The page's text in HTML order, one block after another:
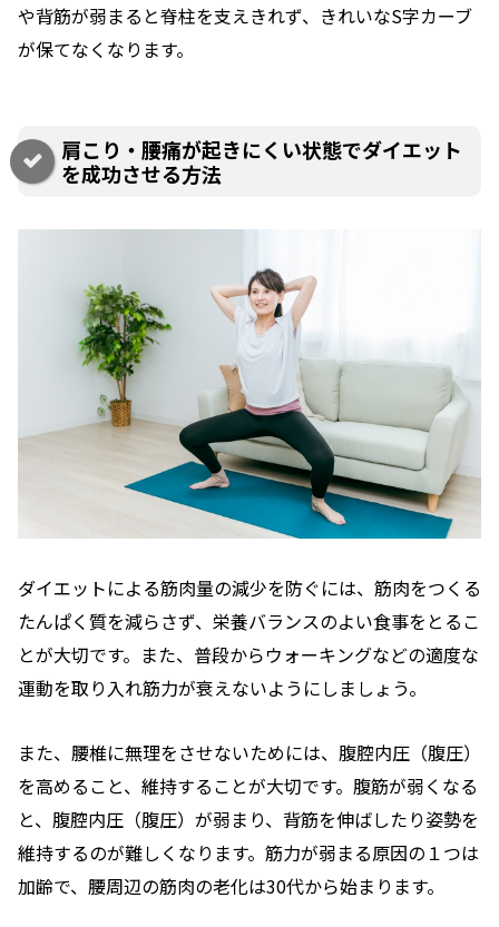
や背筋が弱まると脊柱を支えきれず、きれいなS字カーブ
が保てなくなります。
肩こり・腰痛が起きにくい状態でダイエット
を成功させる方法
ダイエットによる筋肉量の減少を防ぐには、筋肉をつくる
たんぱく質を減らさず、栄養バランスのよい食事をとるこ
とが大切です。また、普段からウォーキングなどの適度な
運動を取り入れ筋力が衰えないようにしましょう。
また、腰椎に無理をさせないためには、腹腔内圧（腹圧）
を高めること、維持することが大切です。腹筋が弱くなる
と、腹腔内圧（腹圧）が弱まり、背筋を伸ばしたり姿勢を
維持するのが難しくなります。筋力が弱まる原因の１つは
加齢で、腰周辺の筋肉の老化は30代から始まります。